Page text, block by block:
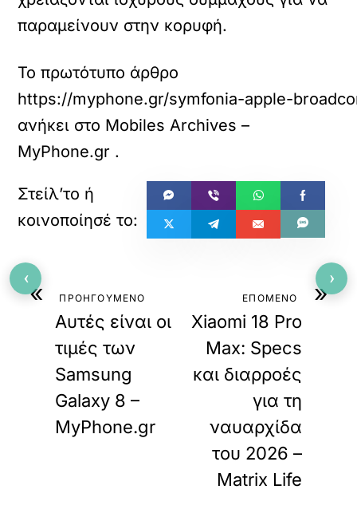
παραμείνουν στην κορυφή.
Το πρωτότυπο άρθρο
https://myphone.gr/symfonia-apple-
ανήκει στο Mobiles Archives –
MyPhone.gr .
« ΠΡΟΗΓΟΥΜΕΝΟ
Αυτές είναι οι
τιμές των
Samsung
Galaxy 8 –
MyPhone.gr
»
ΕΠΟΜΕΝΟ
Xiaomi 18 Pro
Max: Specs
και διαρροές
για τη
ναυαρχίδα
του 2026 –
Matrix Life
‹ ›